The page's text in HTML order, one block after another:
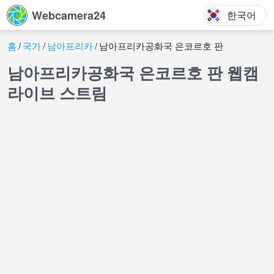
Webcamera24 한국어
홈 국가 남아프리카 남아프리카공화국 은코르호 판
남아프리카공화국 은코르호 판 웹캠
라이브 스트림